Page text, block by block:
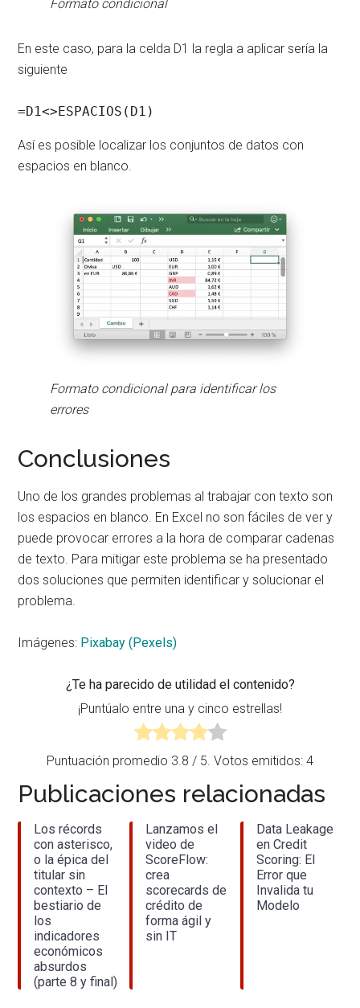
Formato condicional
En este caso, para la celda D1 la regla a aplicar sería la
siguiente
=D1<>ESPACIOS(D1)
Así es posible localizar los conjuntos de datos con
espacios en blanco.
Formato condicional para identificar los
errores
Conclusiones
Uno de los grandes problemas al trabajar con texto son
los espacios en blanco. En Excel no son fáciles de ver y
puede provocar errores a la hora de comparar cadenas
de texto. Para mitigar este problema se ha presentado
dos soluciones que permiten identificar y solucionar el
problema.
Imágenes: Pixabay (Pexels)
¿Te ha parecido de utilidad el contenido?
¡Puntúalo entre una y cinco estrellas!
Puntuación promedio 3.8 / 5. Votos emitidos: 4
Publicaciones relacionadas
Los récords
con asterisco,
o la épica del
titular sin
contexto – El
bestiario de
los
indicadores
económicos
absurdos
(parte 8 y final)
Lanzamos el
video de
ScoreFlow:
crea
scorecards de
crédito de
forma ágil y
sin IT
Data Leakage
en Credit
Scoring: El
Error que
Invalida tu
Modelo